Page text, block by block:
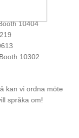
10404
10302
kan vi ordna möte
språka om!